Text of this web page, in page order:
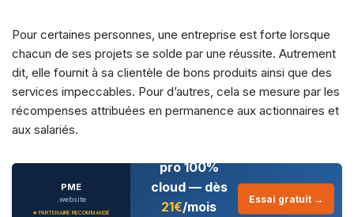
Pour certaines personnes, une entreprise est forte lorsque
chacun de ses projets se solde par une réussite. Autrement
dit, elle fournit à sa clientèle de bons produits ainsi que des
services impeccables. Pour d’autres, cela se mesure par les
récompenses attribuées en permanence aux actionnaires et
aux salariés.
PME
.website
★ PARTENAIRE RECOMMANDÉ
pro 100%
cloud — dès
21€/mois Essai gratuit →